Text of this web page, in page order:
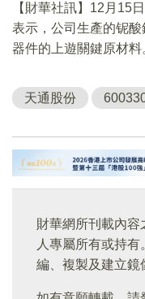
【財華社訊】12月15
表示，公司生產的铌
器件的上遊關鍵原材料
天通股份
財華網所刊載內容
人專屬所有或持
編、複製及建立鏡